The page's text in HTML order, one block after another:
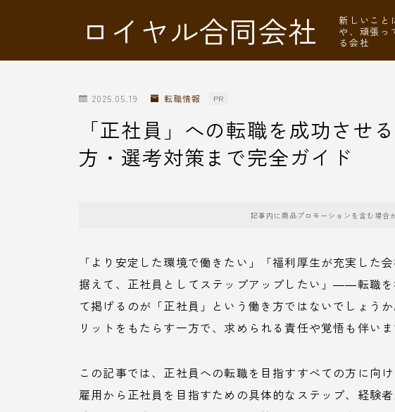
ロイヤル合同会社
新しいこと
や、頑張っ
る会社
2025.05.19 転職情報 PR
「正社員」への転職を成功させ
方・選考対策まで完全ガイド
記事内に商品プロモーションを含む場合
「より安定した環境で働きたい」「福利厚生が充実した
据えて、正社員としてステップアップしたい」――転職
て掲げるのが「正社員」という働き方ではないでしょう
リットをもたらす一方で、求められる責任や覚悟も伴いま
この記事では、正社員への転職を目指すすべての方に向
雇用から正社員を目指すための具体的なステップ、経験